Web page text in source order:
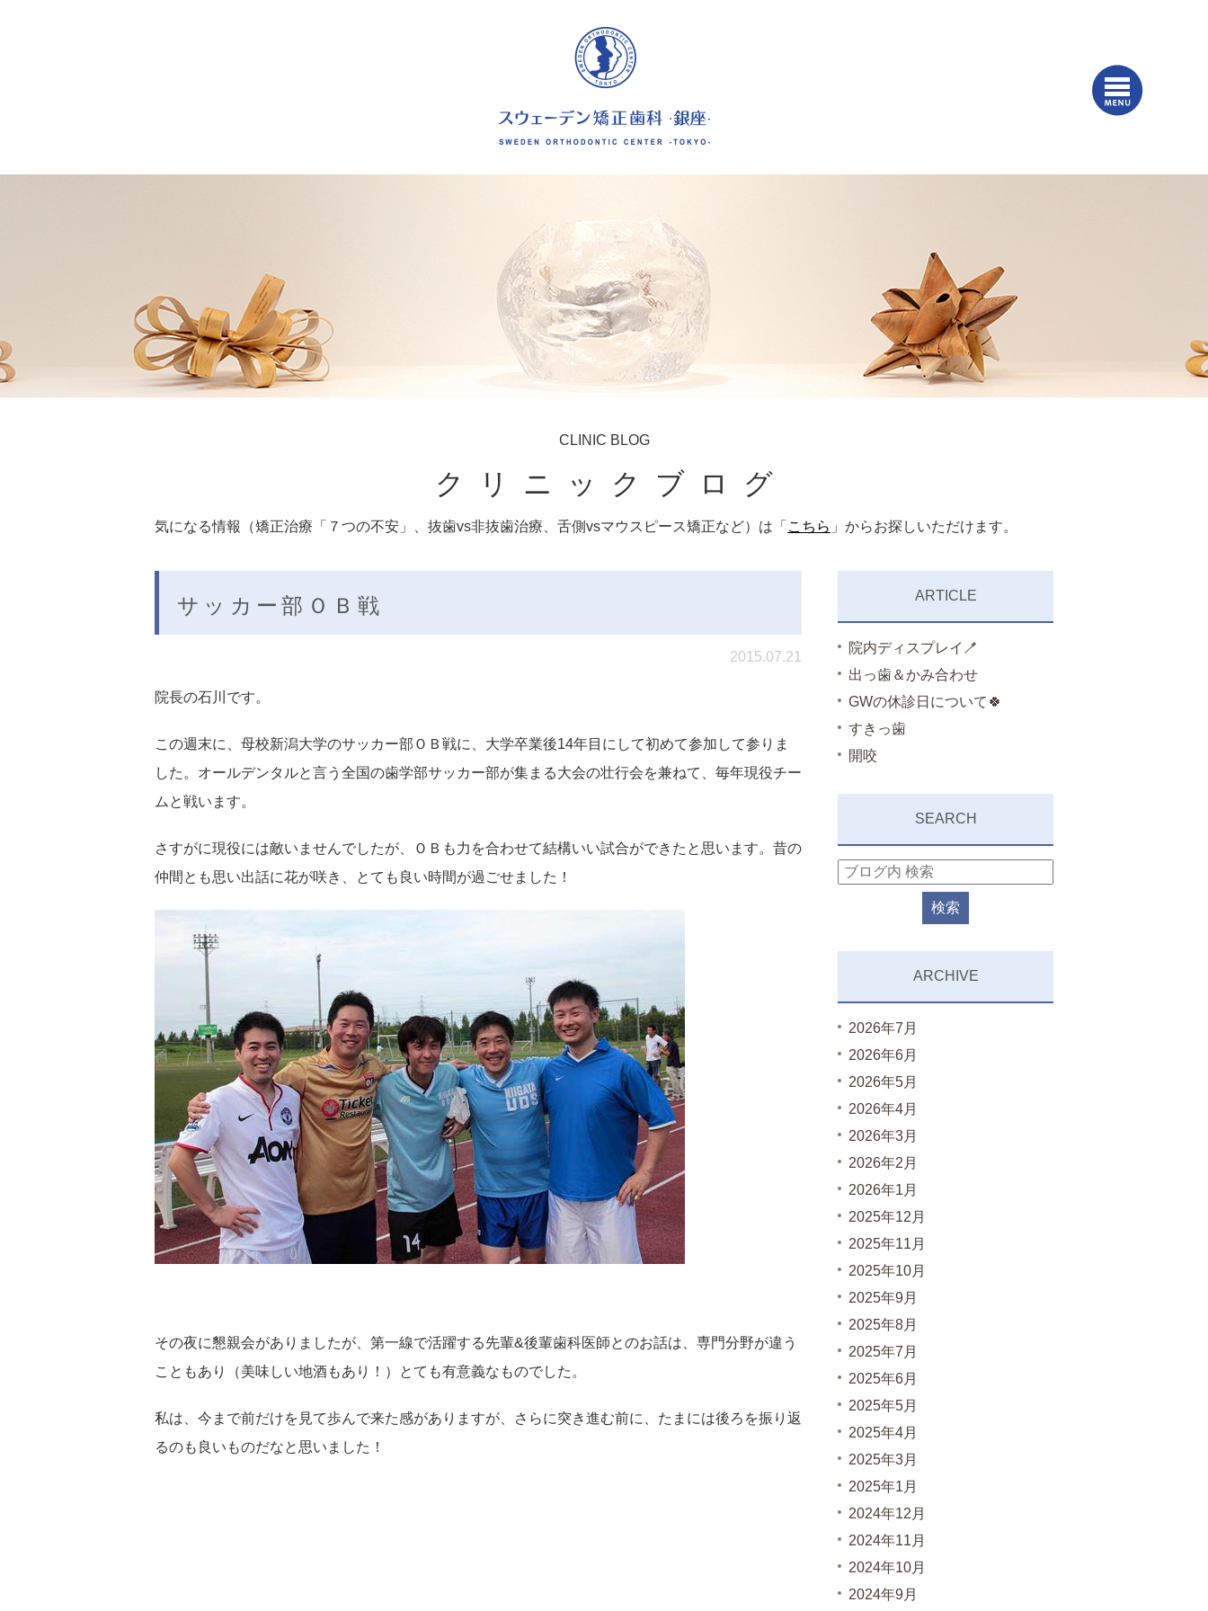
CLINIC BLOG
クリニックブログ
気になる情報（矯正治療「７つの不安」、抜歯vs非抜歯治療、舌側vsマウスピース矯正など）は「 こちら 」からお探しいただけます。
サッカー部ＯＢ戦
2015.07.21
院長の石川です。
この週末に、母校新潟大学のサッカー部ＯＢ戦に、大学卒業後14年目にして初めて参加して参りま
した。オールデンタルと言う全国の歯学部サッカー部が集まる大会の壮行会を兼ねて、毎年現役チー
ムと戦います。
さすがに現役には敵いませんでしたが、ＯＢも力を合わせて結構いい試合ができたと思います。昔の
仲間とも思い出話に花が咲き、とても良い時間が過ごせました！
その夜に懇親会がありましたが、第一線で活躍する先輩&後輩歯科医師とのお話は、専門分野が違う
こともあり（美味しい地酒もあり！）とても有意義なものでした。
私は、今まで前だけを見て歩んで来た感がありますが、さらに突き進む前に、たまには後ろを振り返
るのも良いものだなと思いました！
ARTICLE
院内ディスプレイ🪥
出っ歯＆かみ合わせ
GWの休診日について🍀
すきっ歯
開咬
SEARCH
ARCHIVE
2026年7月
2026年6月
2026年5月
2026年4月
2026年3月
2026年2月
2026年1月
2025年12月
2025年11月
2025年10月
2025年9月
2025年8月
2025年7月
2025年6月
2025年5月
2025年4月
2025年3月
2025年1月
2024年12月
2024年11月
2024年10月
2024年9月